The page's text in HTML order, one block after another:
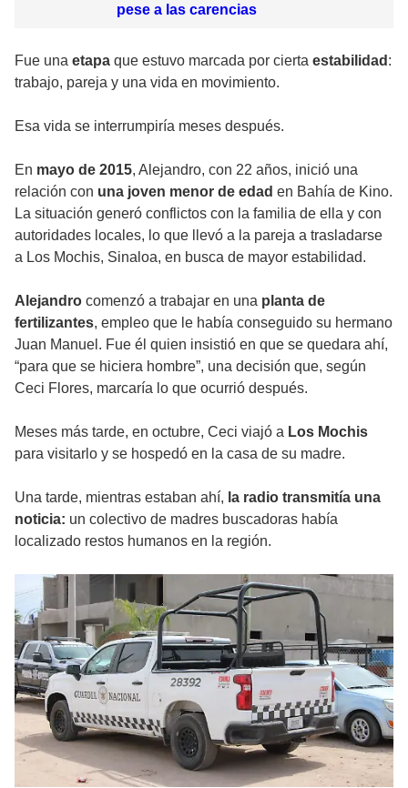
pese a las carencias
Fue una etapa que estuvo marcada por cierta estabilidad :
trabajo, pareja y una vida en movimiento.
Esa vida se interrumpiría meses después.
En mayo de 2015, Alejandro, con 22 años, inició una
relación con una joven menor de edad en Bahía de Kino.
La situación generó conflictos con la familia de ella y con
autoridades locales, lo que llevó a la pareja a trasladarse
a Los Mochis, Sinaloa, en busca de mayor estabilidad.
Alejandro comenzó a trabajar en una planta de
fertilizantes, empleo que le había conseguido su hermano
Juan Manuel. Fue él quien insistió en que se quedara ahí,
“para que se hiciera hombre”, una decisión que, según
Ceci Flores, marcaría lo que ocurrió después.
Meses más tarde, en octubre, Ceci viajó a Los Mochis
para visitarlo y se hospedó en la casa de su madre.
Una tarde, mientras estaban ahí, la radio transmitía una
noticia: un colectivo de madres buscadoras había
localizado restos humanos en la región.